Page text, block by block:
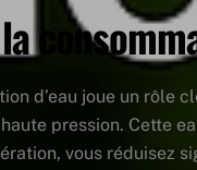
d’eau joue un rôle
pression. Cette
vous réduisez